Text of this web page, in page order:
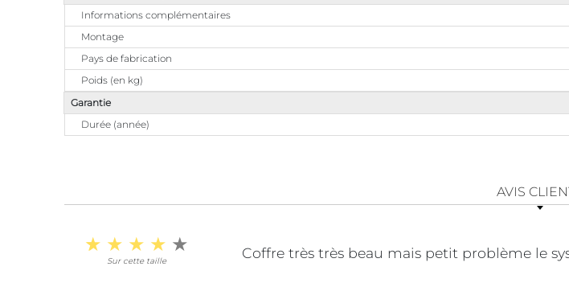
Informations complémentaires
Montage
Pays de fabrication
Poids (en kg)
Garantie
Durée (année)
AVIS
Sur cette taille Coffre très très beau mais petit problème le